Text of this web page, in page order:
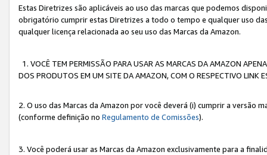
Estas Diretrizes são aplicáveis ao uso das marcas que podemos
obrigatório cumprir estas Diretrizes a todo o tempo e qualquer uso
qualquer licença relacionada ao seu uso das Marcas da Amazon.
1. VOCÊ TEM PERMISSÃO PARA USAR AS MARCAS DA AMAZON
DOS PRODUTOS EM UM SITE DA AMAZON, COM O RESPECTIVO LINK
2. O uso das Marcas da Amazon por você deverá (i) cumprir a versão
(conforme definição no Regulamento de Comissões).
3. Você poderá usar as Marcas da Amazon exclusivamente para a